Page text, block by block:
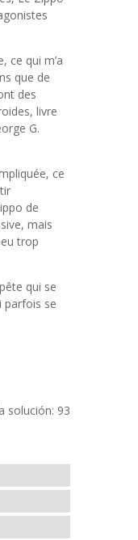
ce qui m’a
que de
des
livre
G.
ce
de
mais
trop
qui se
parfois se